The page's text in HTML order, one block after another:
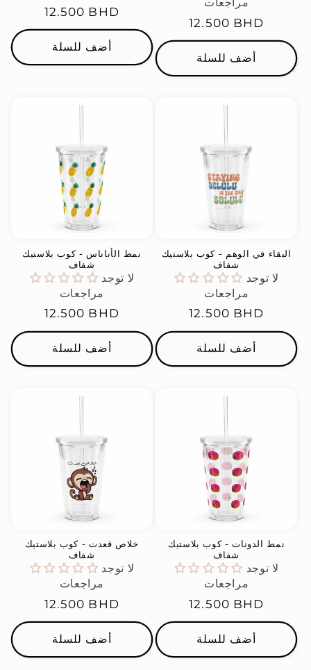
السعر
العادي
12.500 BHD
أضف للسلة
مراجعات
السعر
العادي
12.500 BHD
أضف للسلة
نمط الأناناس - كوب بلاستيك
شفاف
لا توجد
مراجعات
السعر
العادي
12.500 BHD
أضف للسلة
البقاء في الوهم - كوب بلاستيك
شفاف
لا توجد
مراجعات
السعر
العادي
12.500 BHD
أضف للسلة
خلاص قعدت - كوب بلاستيك
شفاف
لا توجد
مراجعات
السعر
العادي
12.500 BHD
أضف للسلة
نمط الدونات - كوب بلاستيك
شفاف
لا توجد
مراجعات
السعر
العادي
12.500 BHD
أضف للسلة